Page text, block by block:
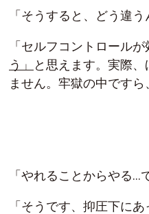
「そうすると、どう違う
「セルフコントロールが
う」
と思えます。実際
ません。牢獄の中です
「やれることからやる…
「そうです、抑圧下にあ